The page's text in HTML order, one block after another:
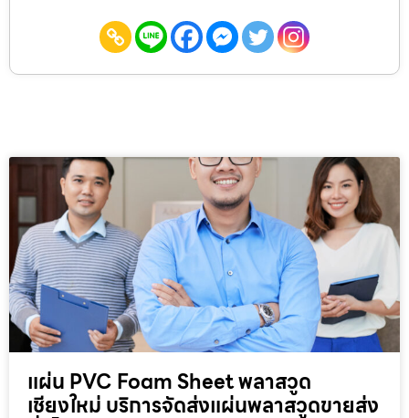
แผ่น PVC Foam Sheet พลาสวูด
เชียงใหม่ บริการจัดส่งแผ่นพลาสวูดขายส่ง